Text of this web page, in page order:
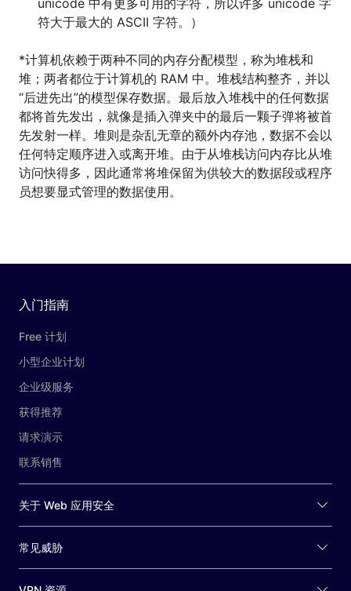
unicode 中有更多可用的字符，所以许多 unicode 字
符大于最大的 ASCII 字符。）
*计算机依赖于两种不同的内存分配模型，称为堆栈和
堆；两者都位于计算机的 RAM 中。堆栈结构整齐，并以
“后进先出”的模型保存数据。最后放入堆栈中的任何数据
都将首先发出，就像是插入弹夹中的最后一颗子弹将被首
先发射一样。堆则是杂乱无章的额外内存池，数据不会以
任何特定顺序进入或离开堆。由于从堆栈访问内存比从堆
访问快得多，因此通常将堆保留为供较大的数据段或程序
员想要显式管理的数据使用。
入门指南
Free 计划
小型企业计划
企业级服务
获得推荐
请求演示
联系销售
关于 Web 应用安全
常见威胁